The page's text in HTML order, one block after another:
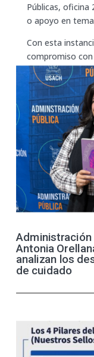
Públicas, oficina
o apoyo en
Con esta
compromiso
respeto a los
en la comunidad
Administración
Antonia
analizan los
de cuidado